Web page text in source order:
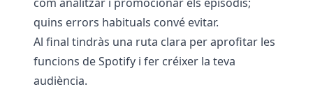
quins errors habituals convé evitar.
Al final tindràs una ruta clara per aprofitar les
funcions de Spotify i fer créixer la teva
audiència.